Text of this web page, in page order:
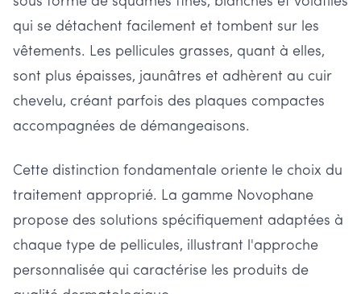
qui se détachent facilement et tombent sur les
vêtements. Les pellicules grasses, quant à elles,
sont plus épaisses, jaunâtres et adhèrent au cuir
chevelu, créant parfois des plaques compactes
accompagnées de démangeaisons.
Cette distinction fondamentale oriente le choix du
traitement approprié. La gamme Novophane
propose des solutions spécifiquement adaptées à
chaque type de pellicules, illustrant l'approche
personnalisée qui caractérise les produits de